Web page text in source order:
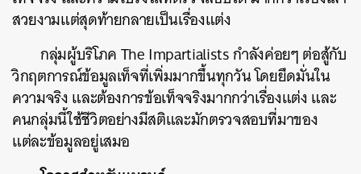
สวยงามแต่สุดท้ายกลายเป็นเรื่องแต่ง
กลุ่มผู้บริโภค The Impartialists กำลังค่อยๆ ต่อสู้กับ
วิกฤตการณ์ข้อมูลเท็จที่เพิ่มมากขึ้นทุกวัน โดยยึดมั่นใน
ความจริง และต้องการข้อเท็จจริงมากกว่าเรื่องแต่ง และ
คนกลุ่มนี้ใช้ชีวิตอย่างมีสติและมักตรวจสอบที่มาของ
แต่ละข้อมูลอยู่เสมอ